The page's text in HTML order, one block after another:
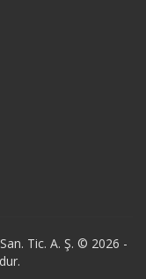
Tic. A. Ş. © 2026 -